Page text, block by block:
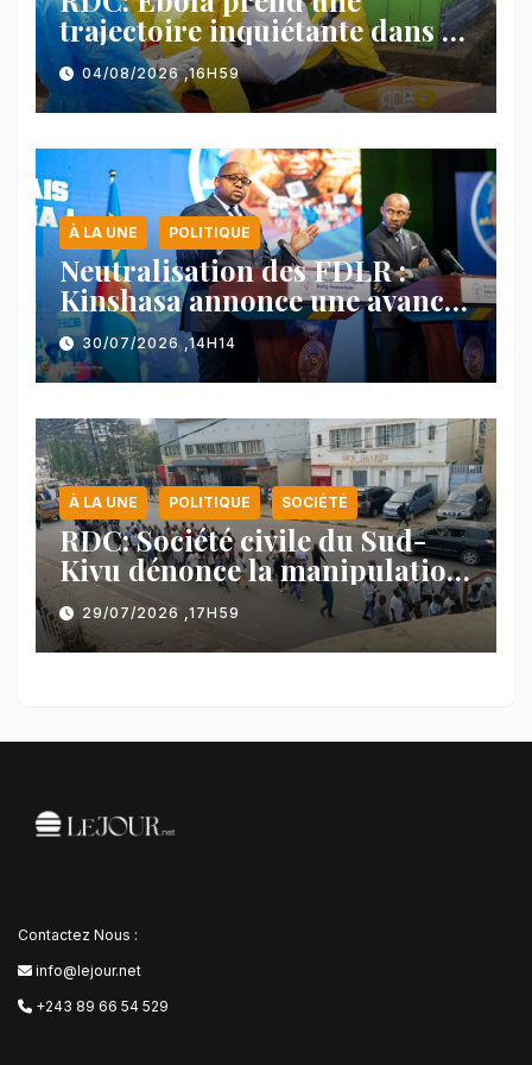
trajectoire inquiétante dans le
nord-est du pays
04/08/2026 ,16H59
À LA UNE POLITIQUE
Neutralisation des FDLR :
Kinshasa annonce une avancée
majeure et maintient sa ligne
face au Rwanda
30/07/2026 ,14H14
À LA UNE POLITIQUE SOCIÉTÉ
RDC: Société civile du Sud-
Kivu dénonce la manipulation
des manifestations par
l’AFC/M23
29/07/2026 ,17H59
Contactez Nous :
info@lejour.net
+243 89 66 54 529